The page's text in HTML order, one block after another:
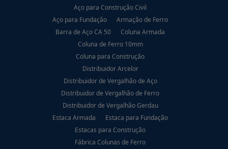
Aço para Construção Civil
Aço para Fundação
Armação de Ferro
Barra de Aço CA 50
Coluna Armada
Coluna de Ferro 10mm
Coluna para Construção
Distribuidor Arcelor
Distribuidor de Vergalhão de Aço
Distribuidor de Vergalhão de Ferro
Distribuidor de Vergalhão Gerdau
Estaca Armada
Estaca para Fundação
Estacas para Construção
Fábrica Colunas de Ferro